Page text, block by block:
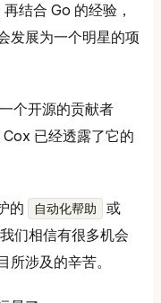
结合 Go 的经验，
发展为一个明星的项
个开源的贡献者
已经透露了它的
的 自动化帮助 或
们相信有很多机会
涉及的辛苦。